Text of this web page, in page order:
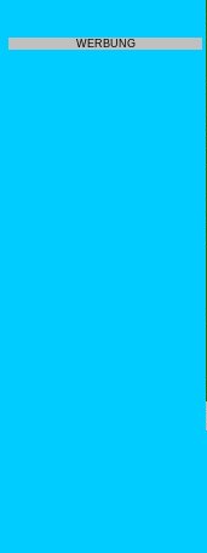
WERBUNG